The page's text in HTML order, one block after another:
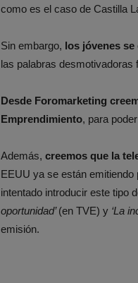
como es el caso de Castilla
Sin embargo, los jóvenes
las palabras desmotivadoras
Desde Foromarketing
Emprendimiento, para
Además, creemos que la
EEUU ya se están
intentado introducir este tipo
oportunidad’(en TVE) y ‘La
emisión.